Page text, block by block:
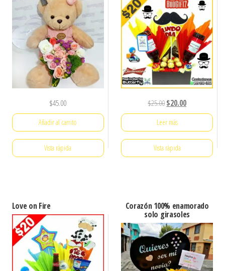
$45.00
Añadir al carrito
Vista rápida
$25.00El
precio
original
era:
$25.00.
$20.00El
precio
es:
Leer más
Vista rápida
Love on Fire Corazón 100% enamorado
solo girasoles